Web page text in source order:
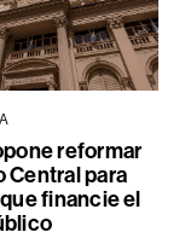
reformar
Central para
financie el